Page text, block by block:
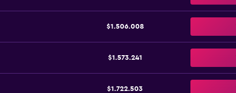
$1.506.008
$1.573.241
$1.722.503